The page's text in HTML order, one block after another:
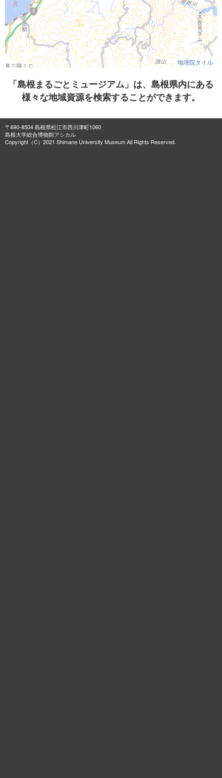
地理院タイル
「島根まるごとミュージアム」は、島根県内にある
様々な地域資源を検索することができます。
〒690-8504 島根県松江市西川津町1060
島根大学総合博物館アシカル
Copyright（C）2021 Shimane University Museum All Rights Reserved.